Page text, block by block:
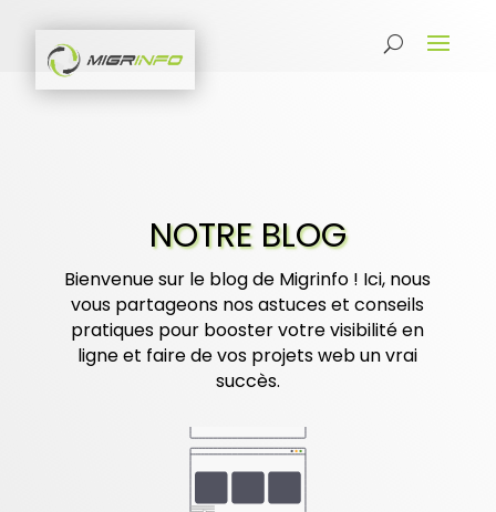
NOTRE BLOG
Bienvenue sur le blog de Migrinfo ! Ici, nous
vous partageons nos astuces et conseils
pratiques pour booster votre visibilité en
ligne et faire de vos projets web un vrai
succès.